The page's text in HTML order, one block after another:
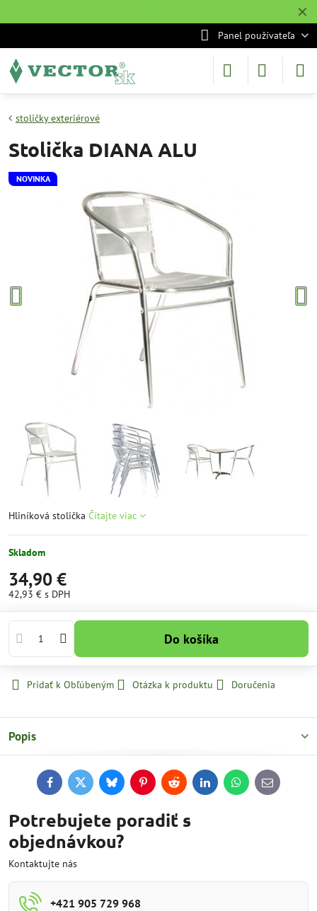
✕
˙
Panel používateľa
NOVINKA
stoličky exteriérové
Stolička DIANA ALU
Hliníková stolička Čítajte viac
Skladom
34,90 €
42,93 € s DPH
Do košíka
Pridať k Obľúbeným Otázka k produktu Doručenia
Popis
FacebookTwitterBlueskyPinterestReddit LinkedInWhatsApp
E-
mail
Potrebujete poradiť s
objednávkou?
Kontaktujte nás
+421 905 729 968